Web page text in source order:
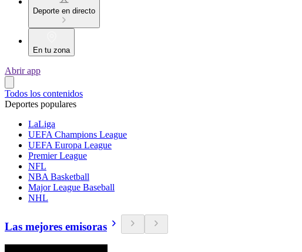
Deporte en directo
En tu zona
Abrir app
Todos los contenidos
Deportes populares
LaLiga
UEFA Champions League
UEFA Europa League
Premier League
NFL
NBA Basketball
Major League Baseball
NHL
Las mejores emisoras